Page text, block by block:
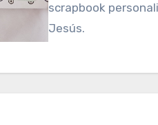
scrapbook
Jesús.